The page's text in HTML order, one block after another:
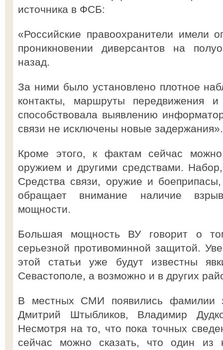
источника в ФСБ:
«Российские правоохранители имели
проникновении диверсантов на
назад.
За ними было установлено плотное
контакты, маршруты передвижения
способствовала выявлению
связи не исключены новые задержания».
Кроме этого, к фактам сейчас
оружием и другими средствами.
Средства связи, оружие и
обращает внимание наличие
мощности.
Большая мощность ВУ говорит о
серьезной противоминной защитой.
этой статьи уже будут известны
Севастополе, а возможно и в других
В местных СМИ появились фамилии
Дмитрий Штыбликов, Владимир
Несмотря на то, что пока точных
сейчас можно сказать, что один из